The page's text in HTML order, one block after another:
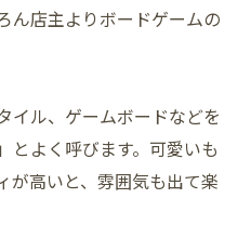
ん店主よりボードゲームの
イル、ゲームボードなどを
とよく呼びます。可愛いも
が高いと、雰囲気も出て楽